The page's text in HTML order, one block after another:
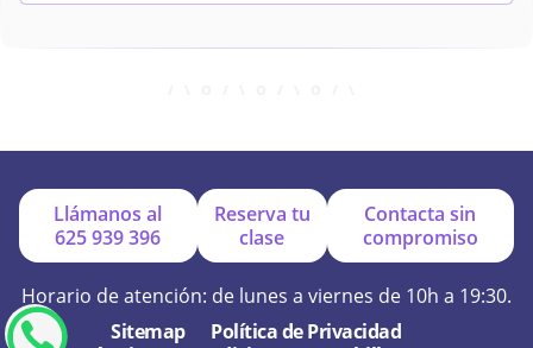
+ ¿Por qué online?
Llámanos al
625 939 396
Reserva tu
clase
Contacta sin
compromiso
Horario de atención: de lunes a viernes de 10h a 19:30.
Sitemap
Política de Privacidad